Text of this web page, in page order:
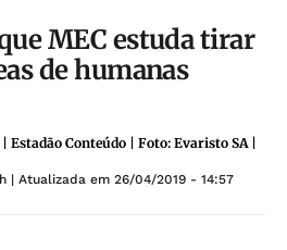
MEC estuda tirar
de humanas
Estadão Conteúdo | Foto: Evaristo SA |
| Atualizada em 26/04/2019 - 14:57